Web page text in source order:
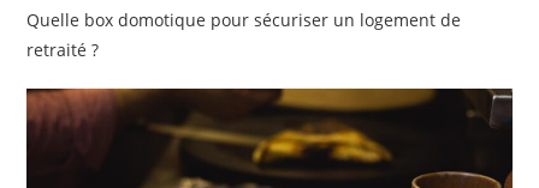
Quelle box domotique pour sécuriser un logement de
retraité ?